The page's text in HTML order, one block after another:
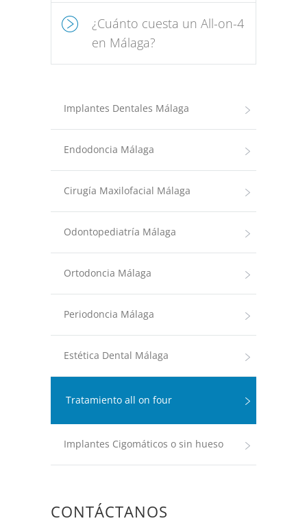
¿Cuánto cuesta un All-on-4
en Málaga?
Implantes Dentales Málaga
Endodoncia Málaga
Cirugía Maxilofacial Málaga
Odontopediatría Málaga
Ortodoncia Málaga
Periodoncia Málaga
Estética Dental Málaga
Tratamiento all on four
Implantes Cigomáticos o sin hueso
CONTÁCTANOS